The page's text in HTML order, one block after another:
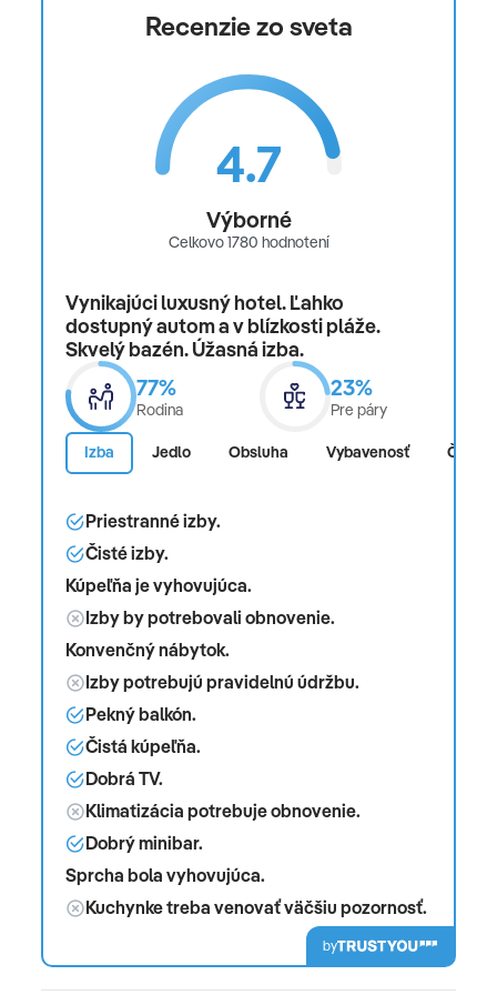
kapacity, poistenie insolventnosti, delegáta CK na
Celková cena nezahŕňa
komplexné cestovné poistenie
Oficiálne hodnotenie
Recenzie zo sveta
4.7
Výborné
Celkovo 1780 hodnotení
Vynikajúci luxusný hotel. Ľahko
dostupný autom a v blízkosti pláže.
Skvelý bazén. Úžasná izba.
77%
Rodina
23%
Pre páry
Izba Jedlo Obsluha Vybavenosť Čistota
Priestranné izby.
Čisté izby.
Kúpeľňa je vyhovujúca.
Izby by potrebovali obnovenie.
Konvenčný nábytok.
Izby potrebujú pravidelnú údržbu.
Pekný balkón.
Čistá kúpeľňa.
Dobrá TV.
Klimatizácia potrebuje obnovenie.
Dobrý minibar.
Sprcha bola vyhovujúca.
Kuchynke treba venovať väčšiu pozornosť.
by